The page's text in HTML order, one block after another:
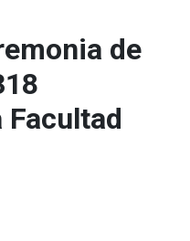
de
Facultad